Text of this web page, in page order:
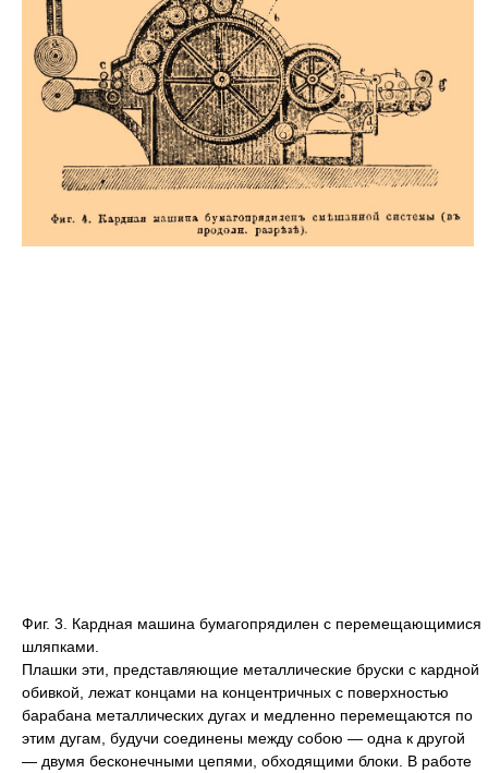
Фиг. 3. Кардная машина бумагопрядилен с перемещающимися
шляпками.
Плашки эти, представляющие металлические бруски с кардной
обивкой, лежат концами на концентричных с поверхностью
барабана металлических дугах и медленно перемещаются по
этим дугам, будучи соединены между собою — одна к другой
— двумя бесконечными цепями, обходящими блоки. В работе